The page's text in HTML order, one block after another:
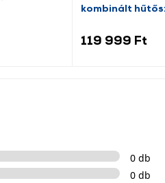
kombinált
119 999 Ft
0 db
0 db